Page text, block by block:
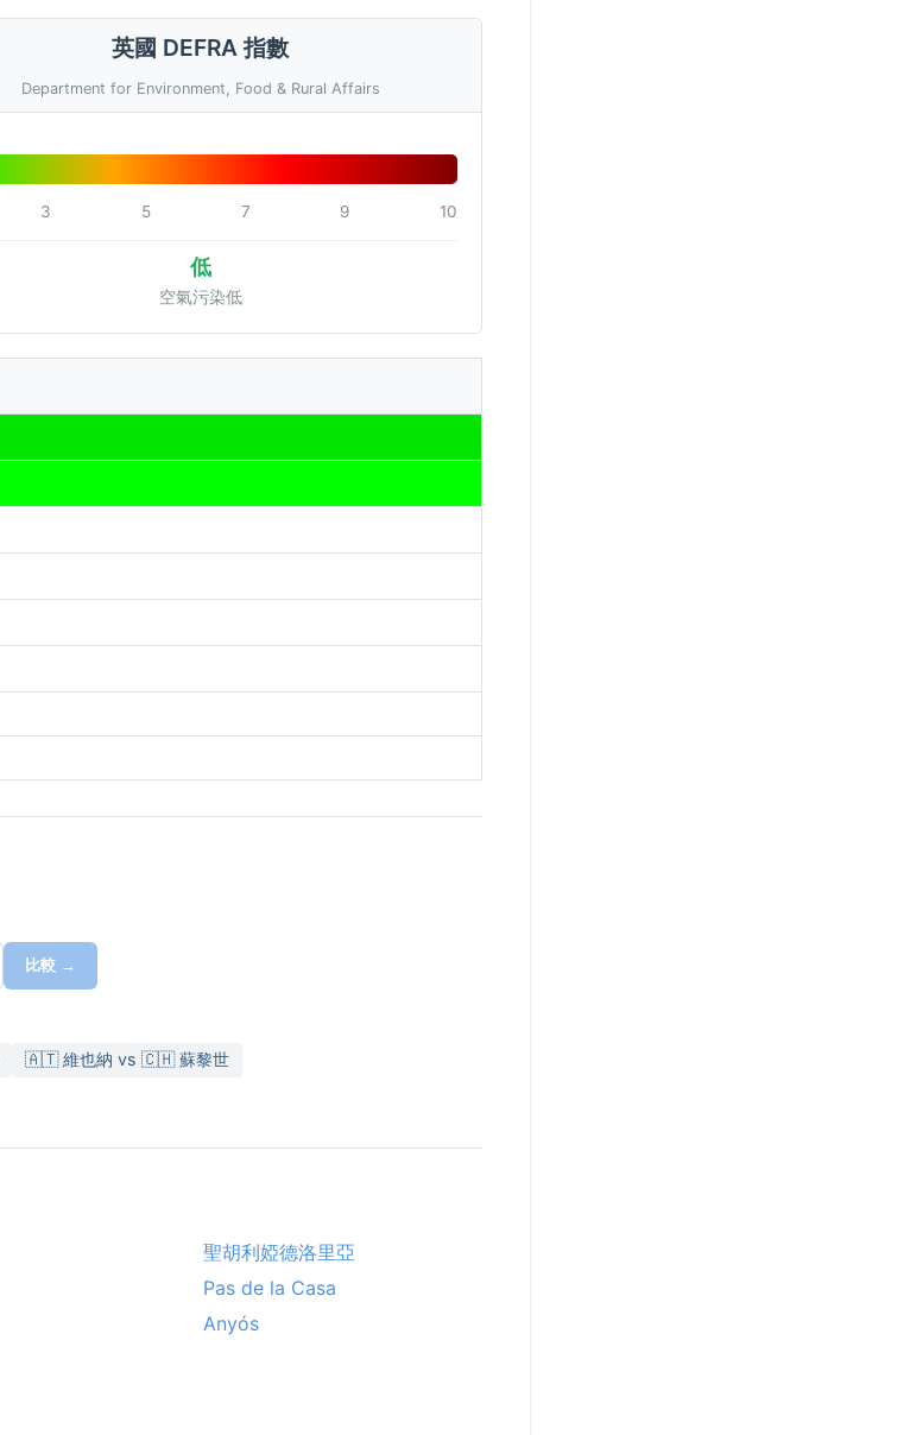
英國 DEFRA 指數
Department for Environment, Food & Rural Affairs
3 5 7 9 10
低
空氣污染低
比較 →
🇦🇹 維也納 vs 🇨🇭 蘇黎世
聖胡利婭德洛里亞
Pas de la Casa
Anyós